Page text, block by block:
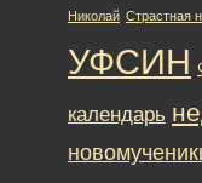
Николай Страстная
УФСИН
календарь